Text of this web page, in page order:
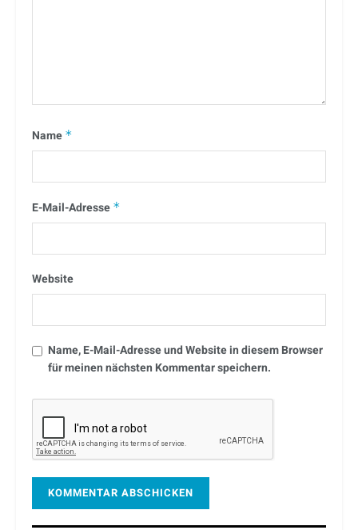
Name *
E-Mail-Adresse *
Website
Name, E-Mail-Adresse und Website in diesem Browser
für meinen nächsten Kommentar speichern.